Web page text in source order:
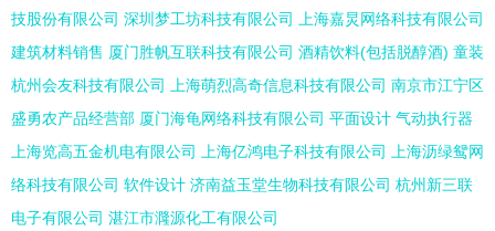
技股份有限公司 深圳梦工坊科技有限公司
上海嘉炅网络科技有限公司
建筑材料销售 厦门胜帆互联科技有限公司 酒精饮料(包括脱醇酒) 童装
杭州会友科技有限公司
上海萌烈高奇信息科技有限公司 南京市江宁区
盛勇农产品经营部 厦门海龟网络科技有限公司 平面设计 气动执行器
上海览高五金机电有限公司
上海亿鸿电子科技有限公司
上海沥绿鸳网
络科技有限公司 软件设计 济南益玉堂生物科技有限公司 杭州新三联
电子有限公司 湛江市漋源化工有限公司